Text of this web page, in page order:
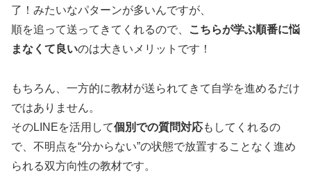
了！みたいなパターンが多いんですが、
順を追って送ってきてくれるので、
こちらが学ぶ順番に悩
まなくて良いのは大きいメリットです！
もちろん、一方的に教材が送られてきて自学を進めるだけ
ではありません。
そのLINEを活用して個別での質問対応もしてくれるの
で、不明点を“分からない”の状態で放置することなく進め
られる双方向性の教材です。